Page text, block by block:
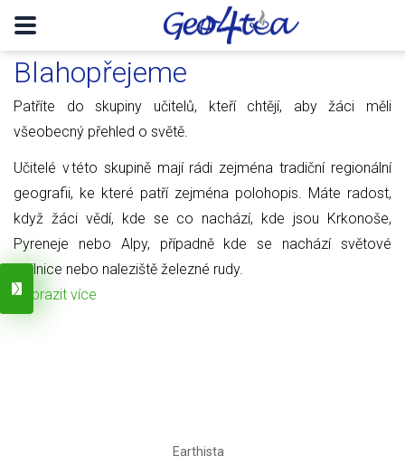
Blahopřejeme
Patříte do skupiny učitelů, kteří chtějí, aby žáci měli
všeobecný přehled o světě.
Učitelé v této skupině mají rádi zejména tradiční regionální
geografii, ke které patří zejména polohopis. Máte radost,
když žáci vědí, kde se co nachází, kde jsou Krkonoše,
Pyreneje nebo Alpy, případně kde se nachází světové
obilnice nebo naleziště železné rudy.
Zobrazit více